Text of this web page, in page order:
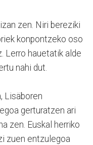
zen. Niri bereziki
konpontzeko oso
Lerro hauetatik alde
nahi dut.
Lisäboren
gerturatzen ari
zen. Euskal herriko
zuen entzulegoa